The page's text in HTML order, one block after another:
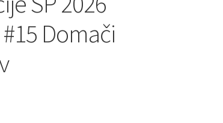
Domači